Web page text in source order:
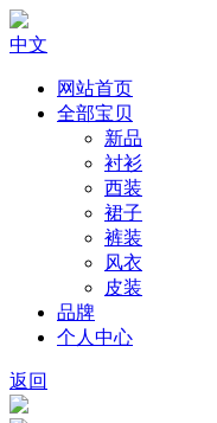
中文
网站首页
全部宝贝
新品
衬衫
西装
裙子
裤装
风衣
皮装
品牌
个人中心
返回